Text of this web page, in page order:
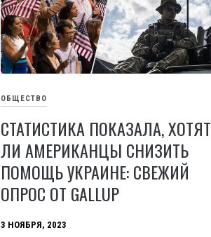
ОБЩЕСТВО
СТАТИСТИКА ПОКАЗАЛА, ХОТЯТ
ЛИ АМЕРИКАНЦЫ СНИЗИТЬ
ПОМОЩЬ УКРАИНЕ: СВЕЖИЙ
ОПРОС ОТ GALLUP
3 НОЯБРЯ, 2023